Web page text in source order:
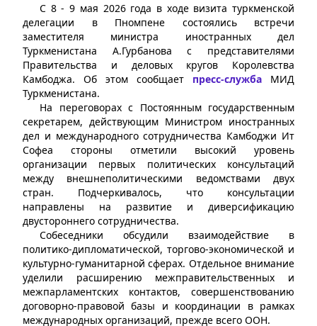
С 8 - 9 мая 2026 года в ходе визита туркменской
делегации в Пномпене состоялись встречи
заместителя министра иностранных дел
Туркменистана А.Гурбанова с представителями
Правительства и деловых кругов Королевства
Камбоджа. Об этом сообщает пресс-служба МИД
Туркменистана.
На переговорах с Постоянным государственным
секретарем, действующим Министром иностранных
дел и международного сотрудничества Камбоджи Ит
Софеа стороны отметили высокий уровень
организации первых политических консультаций
между внешнеполитическими ведомствами двух
стран. Подчеркивалось, что консультации
направлены на развитие и диверсификацию
двустороннего сотрудничества.
Собеседники обсудили взаимодействие в
политико-дипломатической, торгово-экономической и
культурно-гуманитарной сферах. Отдельное внимание
уделили расширению межправительственных и
межпарламентских контактов, совершенствованию
договорно-правовой базы и координации в рамках
международных организаций, прежде всего ООН.